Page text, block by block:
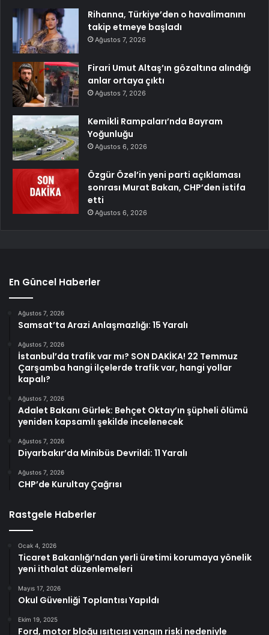
Rihanna, Türkiye’den o havalimanını
takip etmeye başladı
Ağustos 7, 2026
Firari Umut Altaş’ın gözaltına alındığı
anlar ortaya çıktı
Ağustos 7, 2026
Kemikli Rampaları’nda Bayram
Yoğunluğu
Ağustos 6, 2026
Özgür Özel’in yeni parti açıklaması
sonrası Murat Bakan, CHP’den istifa
etti
Ağustos 6, 2026
En Güncel Haberler
Ağustos 7, 2026
Samsat’ta Arazi Anlaşmazlığı: 15 Yaralı
Ağustos 7, 2026
İstanbul’da trafik var mı? SON DAKİKA! 22 Temmuz
Çarşamba hangi ilçelerde trafik var, hangi yollar
kapalı?
Ağustos 7, 2026
Adalet Bakanı Gürlek: Behçet Oktay’ın şüpheli ölümü
yeniden kapsamlı şekilde incelenecek
Ağustos 7, 2026
Diyarbakır’da Minibüs Devrildi: 11 Yaralı
Ağustos 7, 2026
CHP’de Kurultay Çağrısı
Rastgele Haberler
Ocak 4, 2026
Ticaret Bakanlığı’ndan yerli üretimi korumaya yönelik
yeni ithalat düzenlemeleri
Mayıs 17, 2026
Okul Güvenliği Toplantısı Yapıldı
Ekim 19, 2025
Ford, motor bloğu ısıtıcısı yangın riski nedeniyle